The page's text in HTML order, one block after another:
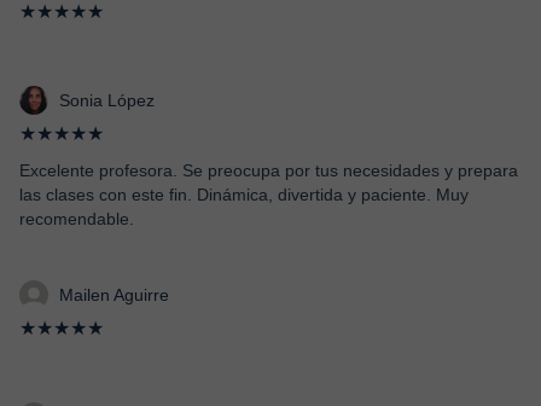
★★★★★
Sonia López
★★★★★
Excelente profesora. Se preocupa por tus necesidades y prepara
las clases con este fin. Dinámica, divertida y paciente. Muy
recomendable.
Mailen Aguirre
★★★★★